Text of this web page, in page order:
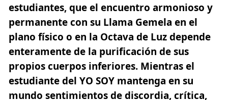
estudiantes, que el encuentro armonioso y
permanente con su Llama Gemela en el
plano físico o en la Octava de Luz depende
enteramente de la purificación de sus
propios cuerpos inferiores. Mientras el
estudiante del YO SOY mantenga en su
mundo sentimientos de discordia, crítica,